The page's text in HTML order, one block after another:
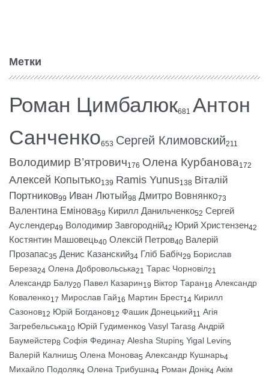
Метки
Роман Цимбалюк681 Антон
Санченко653 Сергей Климовский211
Володимир В’ятрович176 Олена Курбанова172
Алексей Копытько139 Ramis Yunus138 Віталій
Портников99 Иван Лютый98 Дмитро Вовнянко73
Валентина Емінова59 Кирилл Данильченко52 Сергей
Ауслендер49 Володимир Завгородній42 Юрий Христензен42
Костянтин Машовець40 Олексій Петров40 Валерій
Прозапас35 Денис Казанский34 Гліб Бабіч29 Борислав
Береза24 Олена Добровольська21 Тарас Чорновіл21
Александр Балу20 Павел Казарин19 Віктор Таран18 Александр
Коваленко17 Мирослав Гай16 Мартин Брест14 Кирилл
Сазонов12 Юрій Богданов12 Фашик Донецький11 Агія
Загребельська10 Юрій Гудименко9 Vasyl Taras8 Андрій
Баумейстер8 Софія Федина7 Alesha Stupin5 Yigal Levin5
Валерій Калниш5 Олена Монова5 Александр Кушнарь4
Михайло Подоляк4 Олена Трибушна4 Роман Донік4 Акім